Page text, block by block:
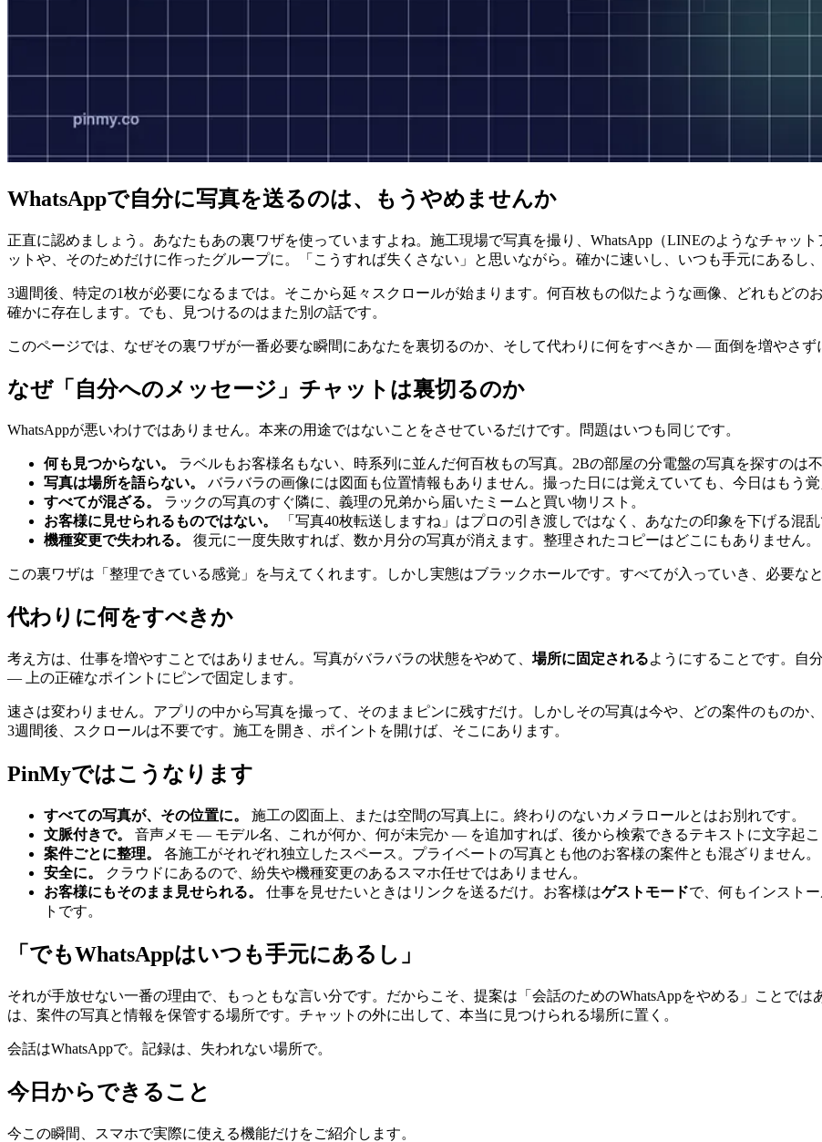
WhatsAppで自分に写真を送るのは、もうやめませんか
正直に認めましょう。あなたもあの裏ワザを使っていますよね。施工現場で写真を撮り、WhatsApp（LINEのようなチャッ
ットや、そのためだけに作ったグループに。「こうすれば失くさない」と思いながら。確かに速いし、いつも手元にあるし
3週間後、特定の1枚が必要になるまでは。そこから延々スクロールが始まります。何百枚もの似たような画像、どれもどの
確かに存在します。でも、見つけるのはまた別の話です。
このページでは、なぜその裏ワザが一番必要な瞬間にあなたを裏切るのか、そして代わりに何をすべきか ― 面倒を増やさず
なぜ「自分へのメッセージ」チャットは裏切るのか
WhatsAppが悪いわけではありません。本来の用途ではないことをさせているだけです。問題はいつも同じです。
何も見つからない。
ラベルもお客様名もない、時系列に並んだ何百枚もの写真。2Bの部屋の分電盤の写真を探すのは不
写真は場所を語らない。
バラバラの画像には図面も位置情報もありません。撮った日には覚えていても、今日はもう覚
すべてが混ざる。
ラックの写真のすぐ隣に、義理の兄弟から届いたミームと買い物リスト。
お客様に見せられるものではない。
「写真40枚転送しますね」はプロの引き渡しではなく、あなたの印象を下げる混乱
機種変更で失われる。
復元に一度失敗すれば、数か月分の写真が消えます。整理されたコピーはどこにもありません。
この裏ワザは「整理できている感覚」を与えてくれます。しかし実態はブラックホールです。すべてが入っていき、必要な
代わりに何をすべきか
考え方は、仕事を増やすことではありません。写真がバラバラの状態をやめて、 場所に固定されるようにすることです。自
― 上の正確なポイントにピンで固定します。
速さは変わりません。アプリの中から写真を撮って、そのままピンに残すだけ。しかしその写真は今や、どの案件のものか
3週間後、スクロールは不要です。施工を開き、ポイントを開けば、そこにあります。
PinMyではこうなります
すべての写真が、その位置に。
施工の図面上、または空間の写真上に。終わりのないカメラロールとはお別れです。
文脈付きで。
音声メモ ― モデル名、これが何か、何が未完か ― を追加すれば、後から検索できるテキストに文字起こ
案件ごとに整理。
各施工がそれぞれ独立したスペース。プライベートの写真とも他のお客様の案件とも混ざりません。
安全に。
クラウドにあるので、紛失や機種変更のあるスマホ任せではありません。
お客様にもそのまま見せられる。
仕事を見せたいときはリンクを送るだけ。お客様はゲストモードで、何もインスト
トです。
「でもWhatsAppはいつも手元にあるし」
それが手放せない一番の理由で、もっともな言い分です。だからこそ、提案は「会話のためのWhatsAppをやめる」ことで
は、案件の写真と情報を保管する場所です。チャットの外に出して、本当に見つけられる場所に置く。
会話はWhatsAppで。記録は、失われない場所で。
今日からできること
今この瞬間、スマホで実際に使える機能だけをご紹介します。